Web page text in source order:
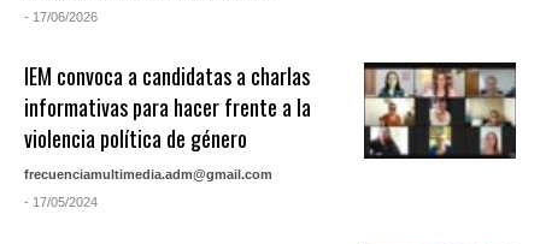
- 17/06/2026
IEM convoca a candidatas a charlas
informativas para hacer frente a la
violencia política de género
frecuenciamultimedia.adm@gmail.com
- 17/05/2024